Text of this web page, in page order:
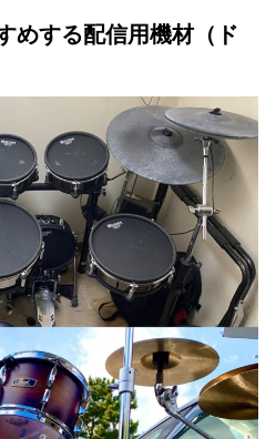
めする配信用機材（ド